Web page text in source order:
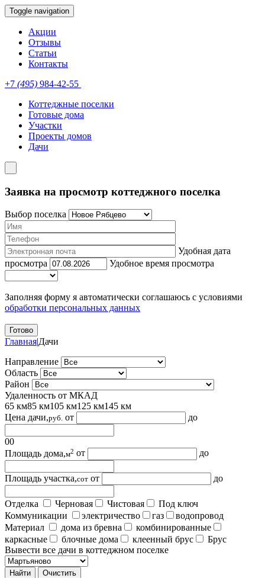
Toggle navigation
Акции
Отзывы
Статьи
Контакты
+7 (495) 984-42-55
Коттеджные поселки
Готовые дома
Участки
Проекты домов
Дачи
Заявка на просмотр коттеджного поселка
Выбор поселка
Удобная дата
просмотра
Удобное время просмотра
Заполняя форму я автоматически соглашаюсь с условиями
обработки персональных данных
Главная|Дачи
Направление
Область
Район
Удаленность от МКАД
65 км85 км105 км125 км145 км
Цена дачи,руб. от до
00
Площадь дома,м2 от до
Площадь участка,сот от до
Отделка Черновая Чистовая
Под ключ
Коммуникации
электричество газ
водопровод
Материал
дома из бревна
комбинированные
каркасные
блочные дома клеенный брус
Брус
Вывести все дачи в коттеджном поселке